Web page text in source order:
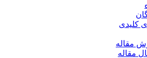
کلیدی
مقاله
مقاله